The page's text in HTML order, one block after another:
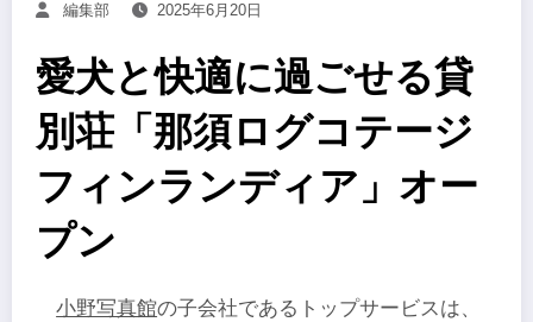
編集部 2025年6月20日
愛犬と快適に過ごせる貸
別荘「那須ログコテージ
フィンランディア」オー
プン
小野写真館の子会社であるトップサービスは、